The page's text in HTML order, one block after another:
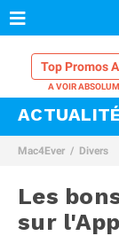
Top Promos
VPN Mac
Mac4Ever Divers
Les
sur